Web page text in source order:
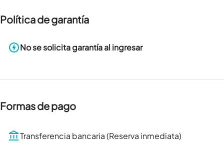
Política de garantía
No se solicita garantía al ingresar
Formas de pago
Transferencia bancaria (Reserva inmediata)